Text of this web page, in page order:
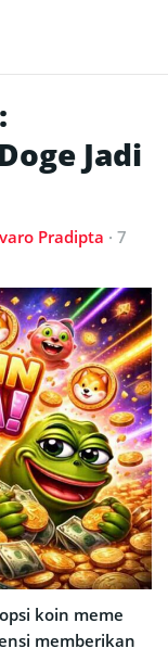
Jadi
Pradipta · 7
koin meme
memberikan